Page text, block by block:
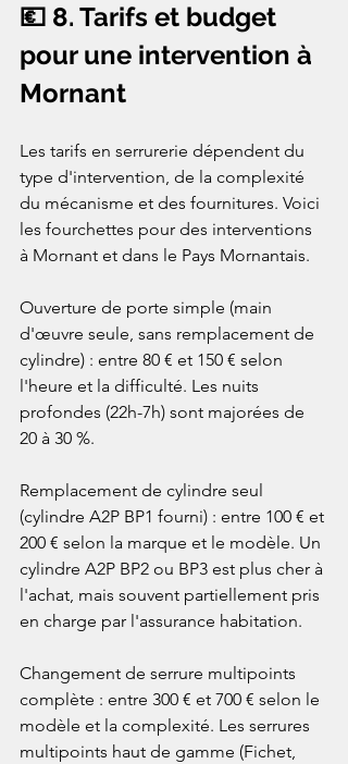
💶 8. Tarifs et budget
pour une intervention à
Mornant
Les tarifs en serrurerie dépendent du
type d'intervention, de la complexité
du mécanisme et des fournitures. Voici
les fourchettes pour des interventions
à Mornant et dans le Pays Mornantais.
Ouverture de porte simple (main
d'œuvre seule, sans remplacement de
cylindre) : entre 80 € et 150 € selon
l'heure et la difficulté. Les nuits
profondes (22h-7h) sont majorées de
20 à 30 %.
Remplacement de cylindre seul
(cylindre A2P BP1 fourni) : entre 100 € et
200 € selon la marque et le modèle. Un
cylindre A2P BP2 ou BP3 est plus cher à
l'achat, mais souvent partiellement pris
en charge par l'assurance habitation.
Changement de serrure multipoints
complète : entre 300 € et 700 € selon le
modèle et la complexité. Les serrures
multipoints haut de gamme (Fichet,